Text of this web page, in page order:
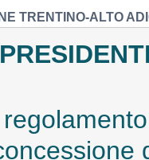
TRENTINO-ALTO